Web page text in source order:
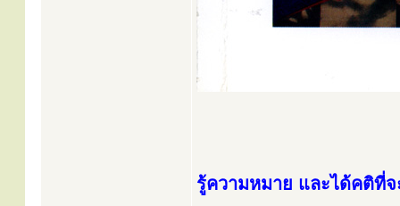
รู้ความหมาย และได้คติที่จ